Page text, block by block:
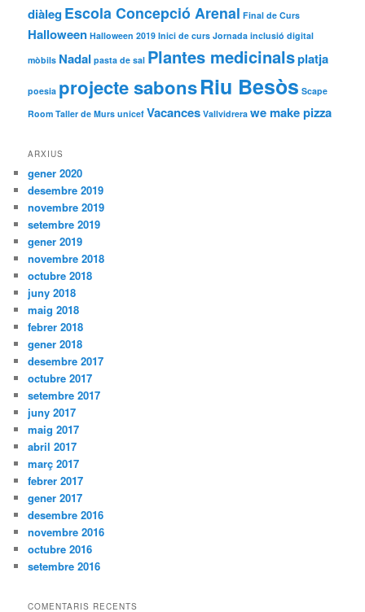
diàleg Escola Concepció Arenal Final de Curs
Halloween Halloween 2019 Inici de curs Jornada inclusió digital
mòbils Nadal pasta de sal Plantes medicinalsplatja
poesia projecte sabonsRiu Besòs Scape
Room Taller de Murs unicef Vacances Vallvidrera we make pizza
ARXIUS
gener 2020
desembre 2019
novembre 2019
setembre 2019
gener 2019
novembre 2018
octubre 2018
juny 2018
maig 2018
febrer 2018
gener 2018
desembre 2017
octubre 2017
setembre 2017
juny 2017
maig 2017
abril 2017
març 2017
febrer 2017
gener 2017
desembre 2016
novembre 2016
octubre 2016
setembre 2016
COMENTARIS RECENTS